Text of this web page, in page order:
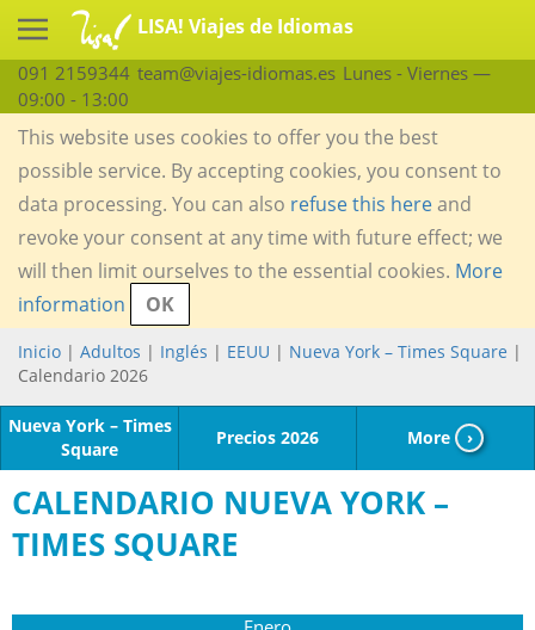
LISA! Viajes de Idiomas
091 2159344 team@viajes-idiomas.es Lunes - Viernes —
09:00 - 13:00
This website uses cookies to offer you the best
possible service. By accepting cookies, you consent to
data processing. You can also refuse this hereand
revoke your consent at any time with future effect; we
will then limit ourselves to the essential cookies. More
information
OK
Inicio | Adultos | Inglés | EEUU | Nueva York – Times Square |
Calendario 2026
Nueva York – Times
Square
Precios 2026 More ›
CALENDARIO NUEVA YORK –
TIMES SQUARE